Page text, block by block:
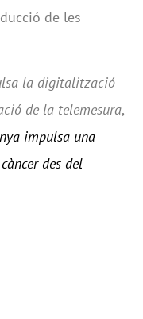
de les
la digitalització
de la telemesura,
impulsa una
des del